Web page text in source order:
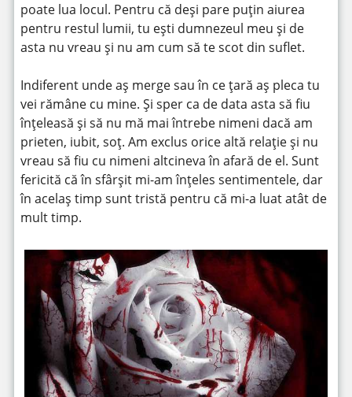
poate lua locul. Pentru că deși pare puțin aiurea
pentru restul lumii, tu ești dumnezeul meu și de
asta nu vreau și nu am cum să te scot din suflet.
Indiferent unde aș merge sau în ce țară aș pleca tu
vei rămâne cu mine. Și sper ca de data asta să fiu
înțeleasă și să nu mă mai întrebe nimeni dacă am
prieten, iubit, soț. Am exclus orice altă relație și nu
vreau să fiu cu nimeni altcineva în afară de el. Sunt
fericită că în sfârșit mi-am înțeles sentimentele, dar
în acelaș timp sunt tristă pentru că mi-a luat atât de
mult timp.